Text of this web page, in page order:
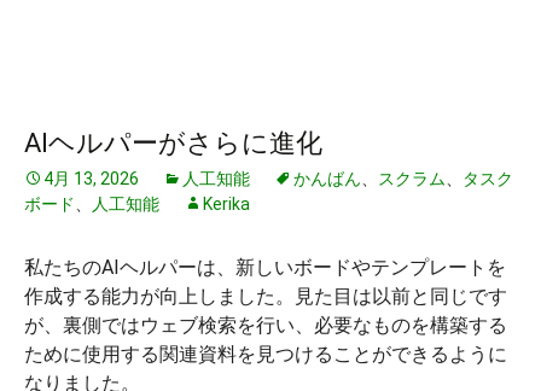
AIヘルパーがさらに進化
4月 13, 2026 人工知能 かんばん、 スクラム、
タスク
ボード、 人工知能 Kerika
私たちのAIヘルパーは、新しいボードやテンプレートを
作成する能力が向上しました。見た目は以前と同じです
が、裏側ではウェブ検索を行い、必要なものを構築する
ために使用する関連資料を見つけることができるように
なりました。